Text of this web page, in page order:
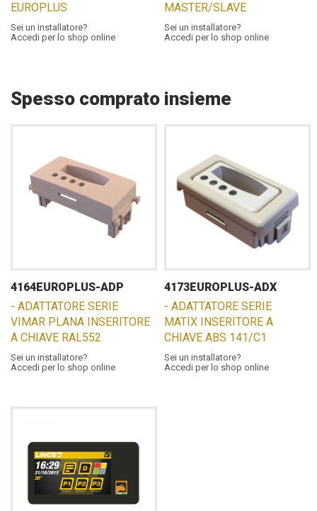
EUROPLUS
Sei un installatore?
Accedi per lo shop online
MASTER/SLAVE
Sei un installatore?
Accedi per lo shop online
Spesso comprato insieme
4164EUROPLUS-ADP
- ADATTATORE SERIE
VIMAR PLANA INSERITORE
A CHIAVE RAL552
Sei un installatore?
Accedi per lo shop online
4173EUROPLUS-ADX
- ADATTATORE SERIE
MATIX INSERITORE A
CHIAVE ABS 141/C1
Sei un installatore?
Accedi per lo shop online